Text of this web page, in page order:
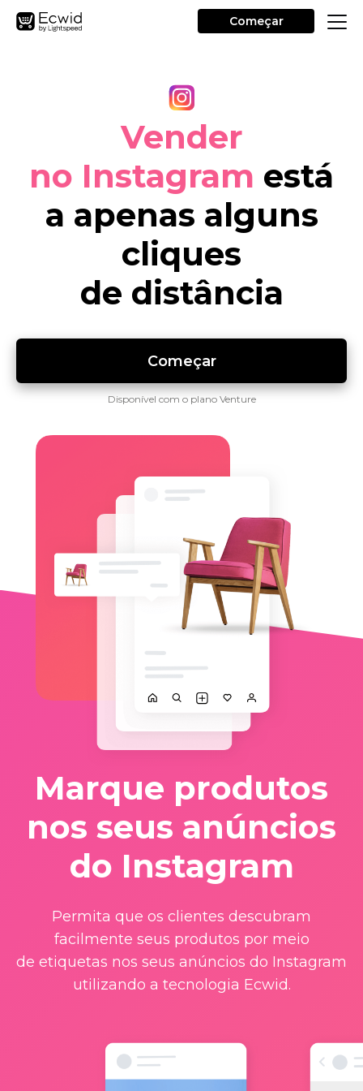
Começar
Vender
no Instagram está
a apenas alguns
cliques
de distância
Começar
Disponível com o plano Venture
Marque produtos
nos seus anúncios
do Instagram
Permita que os clientes descubram
facilmente seus produtos por meio
de etiquetas nos seus anúncios do Instagram
utilizando a tecnologia Ecwid.